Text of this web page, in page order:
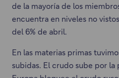
de la mayoría de los
encuentra en niveles no
del 6% de abril.
En las materias primas
subidas. El crudo sube por